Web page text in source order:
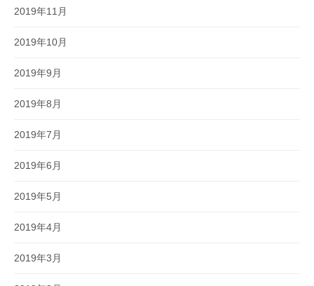
2019年11月
2019年10月
2019年9月
2019年8月
2019年7月
2019年6月
2019年5月
2019年4月
2019年3月